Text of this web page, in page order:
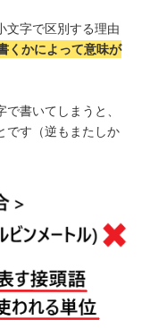
文字で区別する理由
くかによって意味が
書いてしまうと、
です（逆もまたしか